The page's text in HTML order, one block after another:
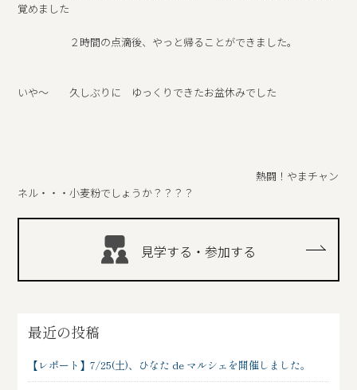
覚めました
２時間の点滴後、やっと帰ることができました。
いや～ 久しぶりに ゆっくりできたお盆休みでした
熱闘！やまチャン
ネル・・・小麦粉でしょうか？？？？
見学する・参加する
最近の投稿
【レポート】7/25(土)、ひなた de マルシェを開催しました。